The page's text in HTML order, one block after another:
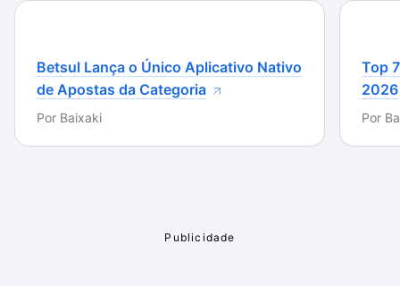
Betsul Lança o Único Aplicativo Nativo
de Apostas da Categoria
Por Baixaki
Top
2026
Por